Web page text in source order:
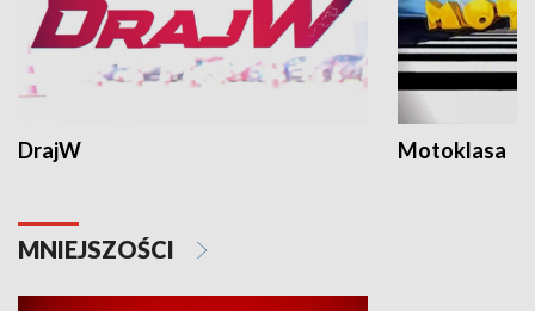
DrajW Motoklasa
MNIEJSZOŚCI